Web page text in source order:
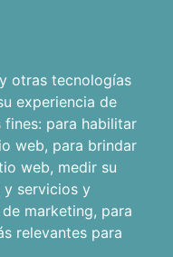
otras tecnologías
experiencia de
fines: para habilitar
web, para brindar
web, medir su
y servicios y
marketing, para
relevantes para